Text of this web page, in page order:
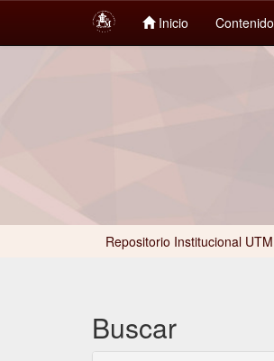
Inicio Contenido
Repositorio Institucional UTM
Buscar